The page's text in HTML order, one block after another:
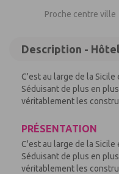
Proche centre ville
Description -
C'est au large de la
Séduisant de plus en
véritablement les
PRÉSENTATION
C'est au large de la
Séduisant de plus en
véritablement les